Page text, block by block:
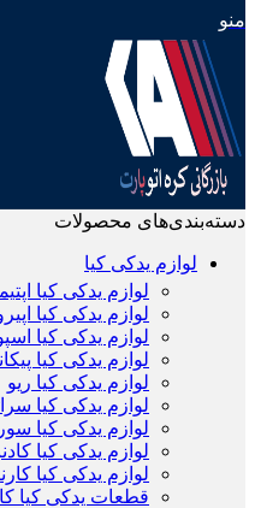
منو
دسته‌بندی‌های محصولات
لوازم یدکی کیا
لوازم یدکی کیا
لوازم یدکی کیا
لوازم یدکی کیا
لوازم یدکی کیا
لوازم یدکی کیا ریو
لوازم یدکی کیا
لوازم یدکی کیا
لوازم یدکی کیا
لوازم یدکی کیا
قطعات یدکی کیا